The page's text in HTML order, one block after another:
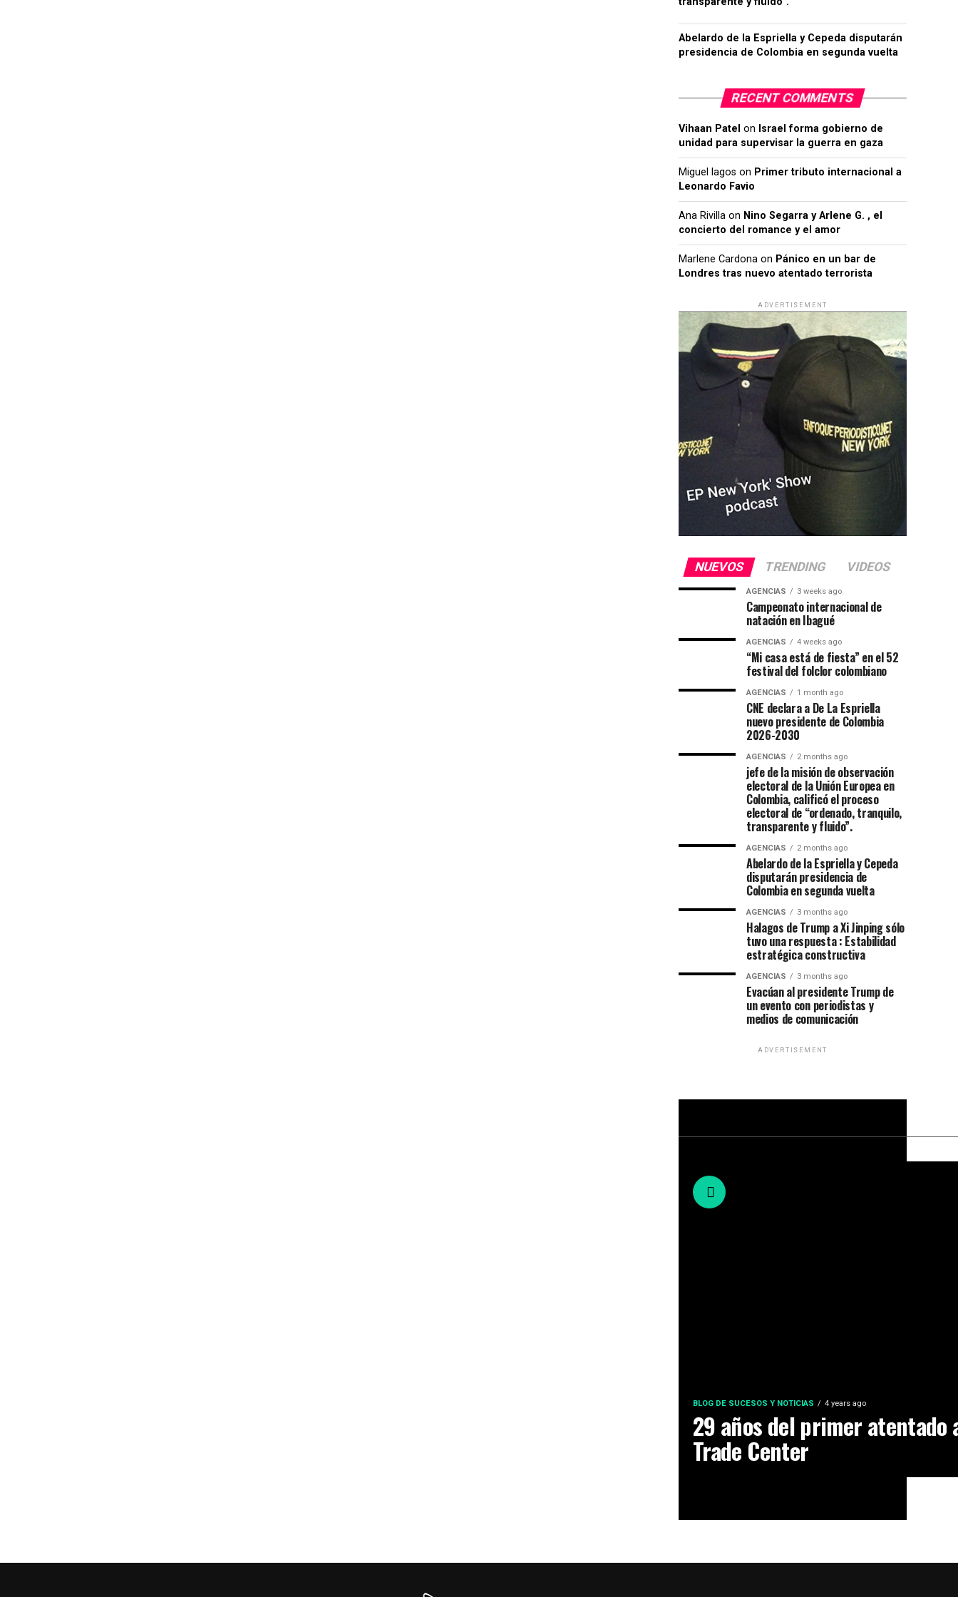
Abelardo de la Espriella y Cepeda disputarán
presidencia de Colombia en segunda vuelta
RECENT COMMENTS
Vihaan Patel on Israel forma gobierno de
unidad para supervisar la guerra en gaza
Miguel lagos on Primer tributo internacional a
Leonardo Favio
Ana Rivilla on Nino Segarra y Arlene G. , el
concierto del romance y el amor
Marlene Cardona on Pánico en un bar de
Londres tras nuevo atentado terrorista
ADVERTISEMENT
NUEVOS TRENDING VIDEOS
AGENCIAS 3 weeks ago
Campeonato internacional de
natación en Ibagué
AGENCIAS 4 weeks ago
“Mi casa está de fiesta” en el 52
festival del folclor colombiano
AGENCIAS 1 month ago
CNE declara a De La Espriella
nuevo presidente de Colombia
2026-2030
AGENCIAS 2 months ago
jefe de la misión de observación
electoral de la Unión Europea en
Colombia, calificó el proceso
electoral de “ordenado, tranquilo,
transparente y fluido”.
AGENCIAS 2 months ago
Abelardo de la Espriella y Cepeda
disputarán presidencia de
Colombia en segunda vuelta
AGENCIAS 3 months ago
Halagos de Trump a Xi Jinping sólo
tuvo una respuesta : Estabilidad
estratégica constructiva
AGENCIAS 3 months ago
Evacúan al presidente Trump de
un evento con periodistas y
medios de comunicación
ADVERTISEMENT
BLOG DE SUCESOS Y NOTICIAS 4 years ago
29 años del primer atentado
Trade Center